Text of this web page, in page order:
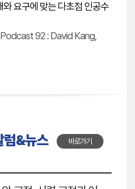
요구에 맞는 다초점 인공수
92 : David Kang,
럼&뉴스 바로가기